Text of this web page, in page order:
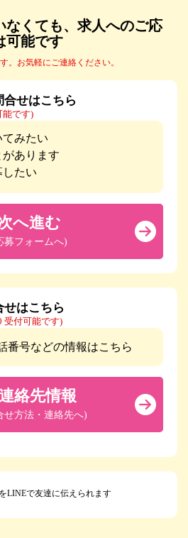
なくても、求人へのご応
可能です
。お気軽にご連絡ください。
合せはこちら
能です)
てみたい
あります
したい
へ進む
募フォームへ)
せはこちら
受付可能です)
番号などの情報はこちら
絡先情報
せ方法・連絡先へ)
LINEで友達に伝えられます